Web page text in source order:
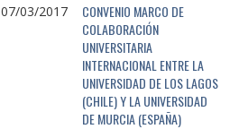
07/03/2017
CONVENIO MARCO DE
COLABORACIÓN
UNIVERSITARIA
INTERNACIONAL ENTRE LA
UNIVERSIDAD DE LOS LAGOS
(CHILE) Y LA UNIVERSIDAD
DE MURCIA (ESPAÑA)